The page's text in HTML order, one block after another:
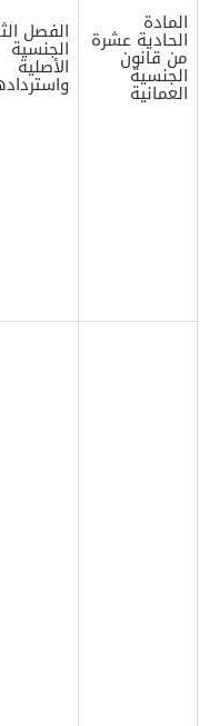
المادة
الحادية عشرة
من قانون
الجنسية
العمانية
الفصل
الجنسية
الأصلية